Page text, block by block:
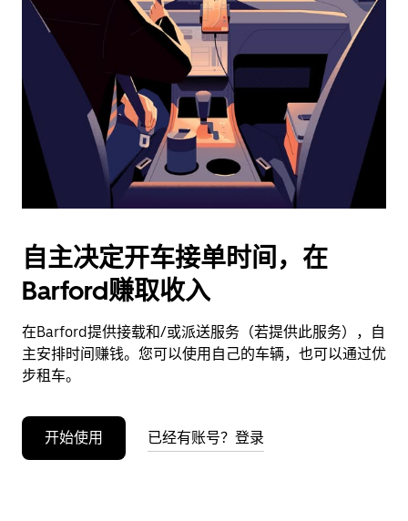
期。
按
退
闭
日
历。
自主决定开车接单时间，在
Barford赚取收入
在Barford提供接载和/或派送服务（若提供此服务），自
主安排时间赚钱。您可以使用自己的车辆，也可以通过优
步租车。
开始使用 已经有账号？登录